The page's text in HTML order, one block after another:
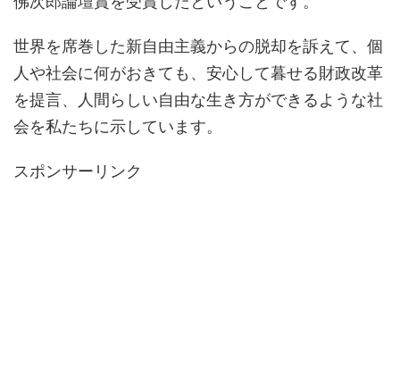
世界を席巻した新自由主義からの脱却を訴えて、個
人や社会に何がおきても、安心して暮せる財政改革
を提言、人間らしい自由な生き方ができるような社
会を私たちに示しています。
スポンサーリンク